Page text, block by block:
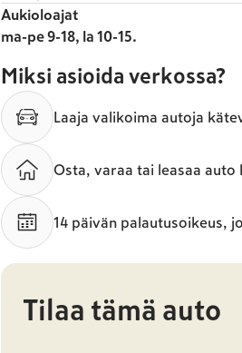
Aukioloajat
ma-pe 9-18, la 10-15.
Miksi asioida verkossa?
Laaja valikoima autoja
Osta, varaa tai leasaa
14 päivän palautusoikeus,
Tilaa tämä auto